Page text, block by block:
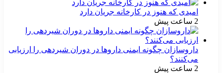
امیدی که هنوز در کارخانه جریان دارد
2 ساعت پیش
داروسازان چگونه ایمنی داروها در دوران شیردهی را ارزیابی
می‌کنند؟
2 ساعت پیش